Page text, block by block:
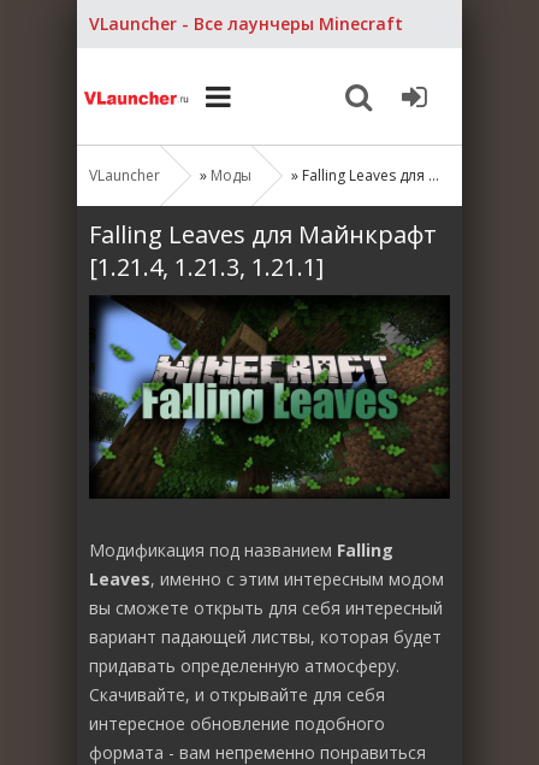
VLauncher - Все лаунчеры Minecraft
VLauncher » Моды » Falling Leaves для Майнкрафт [1.21.4, 1.21.3, 1.21.1]
Falling Leaves для Майнкрафт
[1.21.4, 1.21.3, 1.21.1]
Модификация под названием Falling
Leaves, именно с этим интересным модом
вы сможете открыть для себя интересный
вариант падающей листвы, которая будет
придавать определенную атмосферу.
Скачивайте, и открывайте для себя
интересное обновление подобного
формата - вам непременно понравиться